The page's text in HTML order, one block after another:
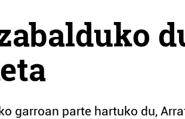
garroan parte hartuko du,